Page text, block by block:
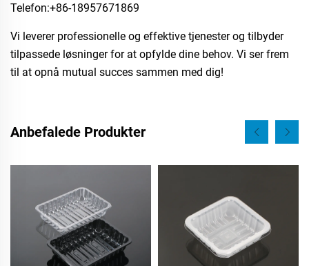
Telefon:​+86-18957671869
Vi leverer professionelle og effektive tjenester og tilbyder
tilpassede løsninger for at opfylde dine behov. Vi ser frem
til at opnå mutual succes sammen med dig!
Anbefalede Produkter